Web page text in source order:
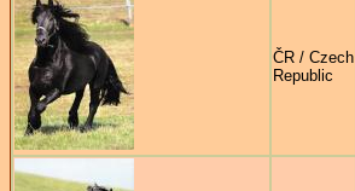
ČR / Czech
Republic